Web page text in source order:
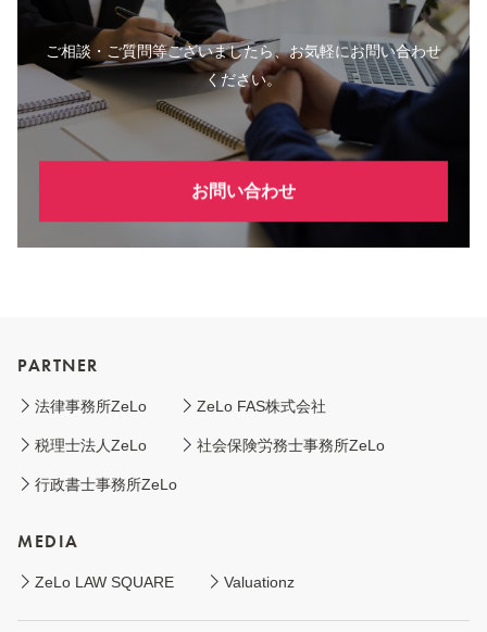
ご相談・ご質問等ございましたら、お気軽にお問い合わせ
ください。
お問い合わせ
PARTNER
法律事務所ZeLo ZeLo FAS株式会社
税理士法人ZeLo 社会保険労務士事務所ZeLo
行政書士事務所ZeLo
MEDIA
ZeLo LAW SQUARE Valuationz